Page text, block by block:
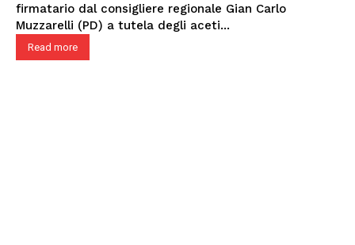
firmatario dal consigliere regionale Gian Carlo
Muzzarelli (PD) a tutela degli aceti...
Read more